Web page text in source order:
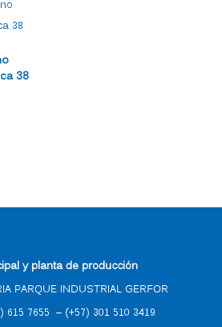
38
y planta de producción
PARQUE INDUSTRIAL GERFOR
615 7655 – (+57) 301 510 3419